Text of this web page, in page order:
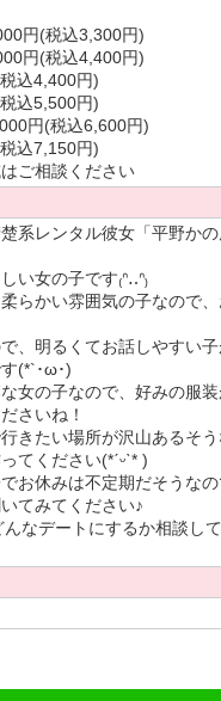
は、無いです！（唯一パク
とが好きなので、美味しい
食べに行きたいです♥️
人とカフェでおしゃべりし
すね
いましたが、最近または
、クラシック聴くのも好
ワンピースや可愛い系の洋
ュアルな服装も好きなので
〜
、インドアですが、
お買い物、スイーツ巡り、
いところあります
麗なところに行きたいです
♡
出たくさん作りたいな♪
さりありがとうございま
円(税込3,300円)
円(税込4,400円)
込4,400円)
込5,500円)
円(税込6,600円)
込7,150円)
ご相談ください
系レンタル彼女「平野か
い女の子です₍ᐢ‥ᐢ₎
らかい雰囲気の子なので
、明るくてお話しやすい
(*`･ω･)ゞ
女の子なので、好みの服
さいね！
きたい場所が沢山あるそ
てください‪(*ˊᵕˋ* )
お休みは不定期だそうな
てみてください♪
んなデートにするか相談し